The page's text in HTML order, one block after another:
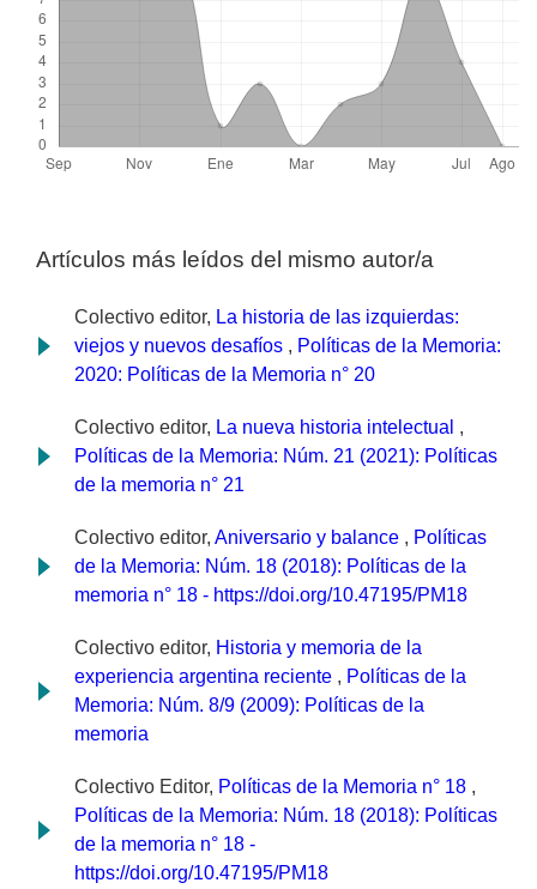
Artículos más leídos del mismo autor/a
Colectivo editor, La historia de las izquierdas:
viejos y nuevos desafíos , Políticas de la Memoria:
2020: Políticas de la Memoria n° 20
Colectivo editor, La nueva historia intelectual ,
Políticas de la Memoria: Núm. 21 (2021): Políticas
de la memoria n° 21
Colectivo editor, Aniversario y balance , Políticas
de la Memoria: Núm. 18 (2018): Políticas de la
memoria n° 18 - https://doi.org/10.47195/PM18
Colectivo editor, Historia y memoria de la
experiencia argentina reciente , Políticas de la
Memoria: Núm. 8/9 (2009): Políticas de la
memoria
Colectivo Editor, Políticas de la Memoria n° 18 ,
Políticas de la Memoria: Núm. 18 (2018): Políticas
de la memoria n° 18 -
https://doi.org/10.47195/PM18